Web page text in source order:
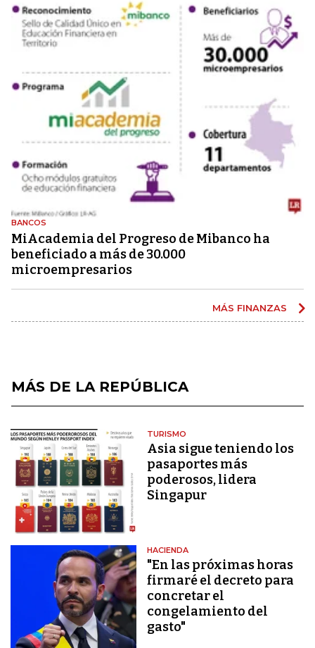
BANCOS
MiAcademia del Progreso de Mibanco ha
beneficiado a más de 30.000
microempresarios
MÁS FINANZAS
MÁS DE LA REPÚBLICA
TURISMO
Asia sigue teniendo los
pasaportes más
poderosos, lidera
Singapur
HACIENDA
"En las próximas horas
firmaré el decreto para
concretar el
congelamiento del
gasto"